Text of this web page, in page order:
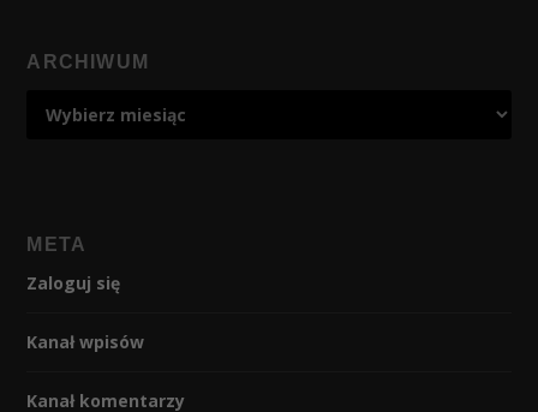
ARCHIWUM
META
Zaloguj się
Kanał wpisów
Kanał komentarzy